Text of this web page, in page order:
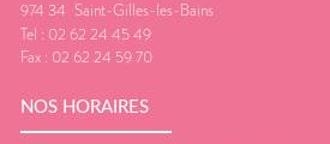
974 34 Saint-Gilles-les-Bains
Tel : 02 62 24 45 49
Fax : 02 62 24 59 70
NOS HORAIRES